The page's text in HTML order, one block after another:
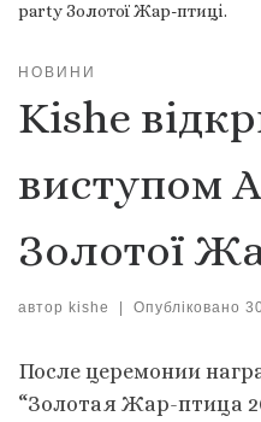
party Золотої Жар-птиці.
НОВИНИ
Kishe
виступом
Золотої
автор kishe Опубліковано
После церемонии
“Золотая Жар-птица